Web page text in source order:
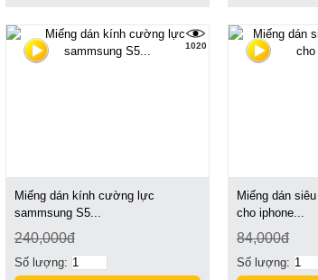
1020
Miếng dán kính cường lực
sammsung S5...
240,000đ
Số lượng:
Miếng dán
cho iphone...
84,000đ
Số lượng: